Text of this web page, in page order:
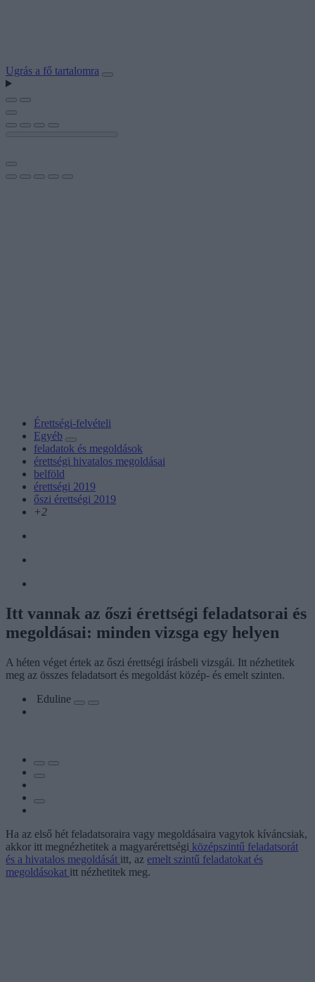
Ugrás a fő tartalomra
Érettségi-felvételi
Egyéb
feladatok és megoldások
érettségi hivatalos megoldásai
belföld
érettségi 2019
őszi érettségi 2019
+2
Itt vannak az őszi érettségi feladatsorai és
megoldásai: minden vizsga egy helyen
A héten véget értek az őszi érettségi írásbeli vizsgái. Itt nézhetitek
meg az összes feladatsort és megoldást közép- és emelt szinten.
Eduline
Ha az első hét feladatsoraira vagy megoldásaira vagytok kíváncsiak,
akkor itt megnézhetitek a magyarérettségi középszintű feladatsorát
és a hivatalos megoldását itt, az emelt szintű feladatokat és
megoldásokat itt nézhetitek meg.